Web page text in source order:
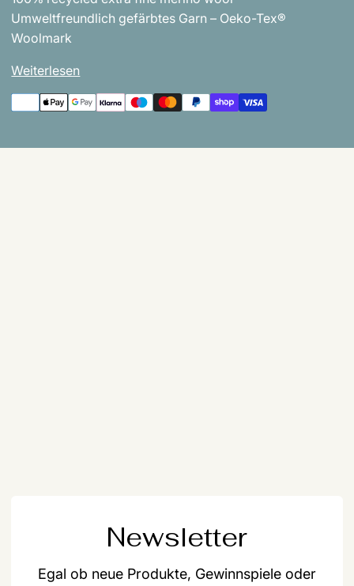
Umweltfreundlich gefärbtes Garn – Oeko-Tex®
Woolmark
Weiterlesen
Newsletter
Egal ob neue Produkte, Gewinnspiele oder